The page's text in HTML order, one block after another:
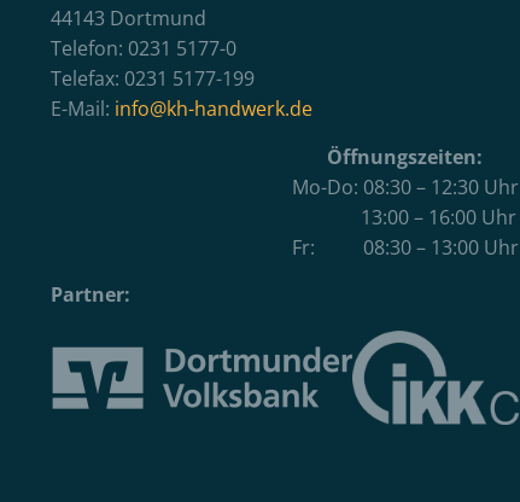
44143 Dortmund
Telefon: 0231 5177-0
Telefax: 0231 5177-199
E-Mail: info@kh-handwerk.de
Öffnungszeiten:
Mo-Do: 08:30 – 12:30 Uhr
13:00 – 16:00 Uhr
Fr: 08:30 – 13:00 Uhr
Partner: